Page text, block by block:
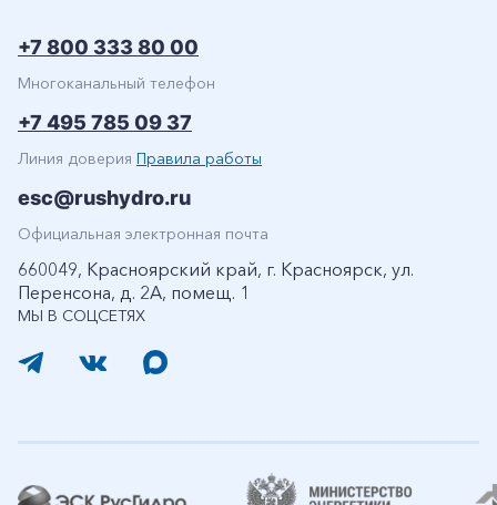
МЫ В СОЦСЕТЯХ
+7 800 333 80 00
Многоканальный телефон
+7 495 785 09 37
Линия доверия Правила работы
esc@rushydro.ru
Официальная электронная почта
660049, Красноярский край, г. Красноярск, ул.
Перенсона, д. 2А, помещ. 1